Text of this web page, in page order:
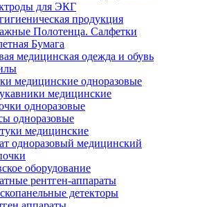
для ЭКГ
продукция
Полотенца. Салфетки
Бумага
медицинская одежда и обувь
медицинские одноразовые
медицинские
одноразовые
одноразовые
медицинские
одноразовый медицинский
оборудование
рентген-аппараты
детекторы